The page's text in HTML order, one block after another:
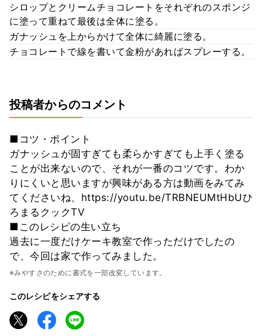
シロップとクリームチョコレートをそれぞれのスポンジ
に塗って重ねて最後は全体に塗る。
ガナッシュを上からかけて全体に綺麗に塗る。
チョコレートで線を書いて金粉があればスプレーする。
投稿者からのコメント
■コツ・ポイント
ガナッシュが固すぎても柔らかすぎても上手く塗る
ことが出来ないので、それが一番のコツです。わか
りにくいと思いますが興味がある方は動画をみてみ
てくださいね、https://youtu.be/TRBNEUMtHbUひ
ろまるクックTV
■このレシピの生い立ち
過去に一度だけケーキ教室で作っただけでしたの
で、今回は家で作ってみました。
※みやすさのために書式を一部改変しています。
このレシピをシェアする